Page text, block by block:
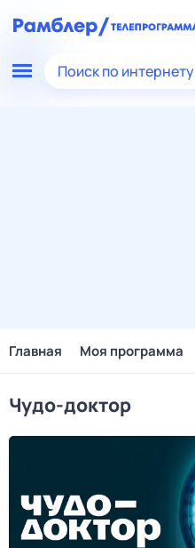
Поиск по интернету
Главная Моя программа
Чудо-доктор